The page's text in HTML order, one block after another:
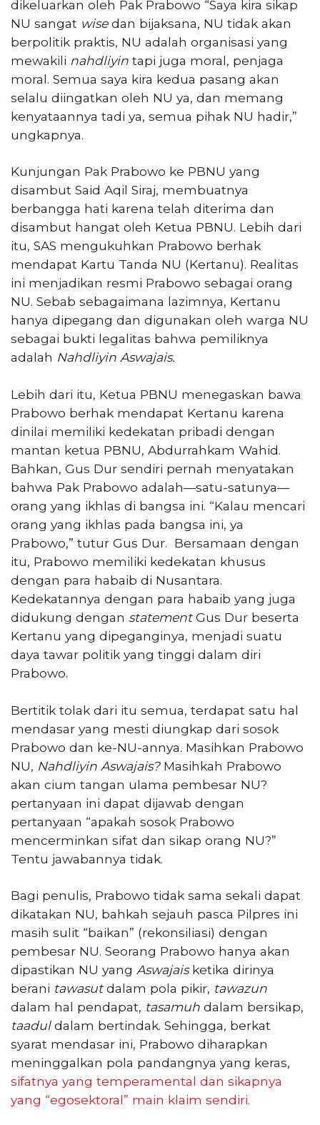
dikeluarkan oleh Pak Prabowo “Saya kira sikap
NU sangat wisedan bijaksana, NU tidak akan
berpolitik praktis, NU adalah organisasi yang
mewakili nahdliyin tapi juga moral, penjaga
moral. Semua saya kira kedua pasang akan
selalu diingatkan oleh NU ya, dan memang
kenyataannya tadi ya, semua pihak NU hadir,”
ungkapnya.
Kunjungan Pak Prabowo ke PBNU yang
disambut Said Aqil Siraj, membuatnya
berbangga hati karena telah diterima dan
disambut hangat oleh Ketua PBNU. Lebih dari
itu, SAS mengukuhkan Prabowo berhak
mendapat Kartu Tanda NU (Kertanu). Realitas
ini menjadikan resmi Prabowo sebagai orang
NU. Sebab sebagaimana lazimnya, Kertanu
hanya dipegang dan digunakan oleh warga NU
sebagai bukti legalitas bahwa pemiliknya
adalah Nahdliyin Aswajais.
Lebih dari itu, Ketua PBNU menegaskan bawa
Prabowo berhak mendapat Kertanu karena
dinilai memiliki kedekatan pribadi dengan
mantan ketua PBNU, Abdurrahkam Wahid.
Bahkan, Gus Dur sendiri pernah menyatakan
bahwa Pak Prabowo adalah—satu-satunya—
orang yang ikhlas di bangsa ini. “Kalau mencari
orang yang ikhlas pada bangsa ini, ya
Prabowo,” tutur Gus Dur. Bersamaan dengan
itu, Prabowo memiliki kedekatan khusus
dengan para habaib di Nusantara.
Kedekatannya dengan para habaib yang juga
didukung dengan statementGus Dur beserta
Kertanu yang dipeganginya, menjadi suatu
daya tawar politik yang tinggi dalam diri
Prabowo.
Bertitik tolak dari itu semua, terdapat satu hal
mendasar yang mesti diungkap dari sosok
Prabowo dan ke-NU-annya. Masihkan Prabowo
NU, Nahdliyin Aswajais?Masihkah Prabowo
akan cium tangan ulama pembesar NU?
pertanyaan ini dapat dijawab dengan
pertanyaan “apakah sosok Prabowo
mencerminkan sifat dan sikap orang NU?”
Tentu jawabannya tidak.
Bagi penulis, Prabowo tidak sama sekali dapat
dikatakan NU, bahkah sejauh pasca Pilpres ini
masih sulit “baikan” (rekonsiliasi) dengan
pembesar NU. Seorang Prabowo hanya akan
dipastikan NU yang Aswajaisketika dirinya
berani tawasutdalam pola pikir, tawazun
dalam hal pendapat, tasamuh dalam bersikap,
taaduldalam bertindak. Sehingga, berkat
syarat mendasar ini, Prabowo diharapkan
meninggalkan pola pandangnya yang keras,
sifatnya yang temperamental dan sikapnya
yang “egosektoral” main klaim sendiri.